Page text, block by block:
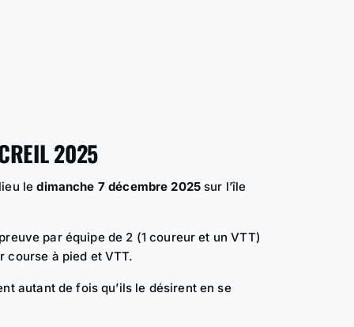
2025
ledimanche 7 décembre 2025 sur l’île
par équipe de 2 (1 coureur et un VTT)
course à pied et VTT.
autant de fois qu’ils le désirent en se